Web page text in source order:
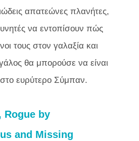
απατεώνες πλανήτες,
να εντοπίσουν πώς
τους στον γαλαξία και
θα μπορούσε να είναι
ευρύτερο Σύμπαν.
Rogue by
and Missing